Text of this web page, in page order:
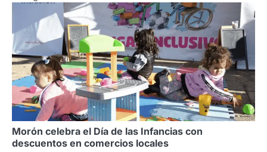
Morón celebra el Día de las Infancias con
descuentos en comercios locales